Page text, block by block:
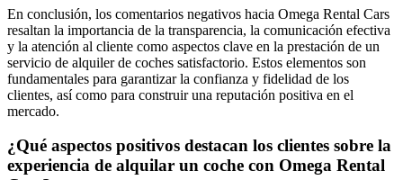
En conclusión, los comentarios negativos hacia Omega Rental Cars
resaltan la importancia de la transparencia, la comunicación efectiva
y la atención al cliente como aspectos clave en la prestación de un
servicio de alquiler de coches satisfactorio. Estos elementos son
fundamentales para garantizar la confianza y fidelidad de los
clientes, así como para construir una reputación positiva en el
mercado.
¿Qué aspectos positivos destacan los clientes sobre la
experiencia de alquilar un coche con Omega Rental